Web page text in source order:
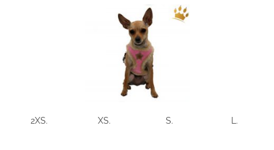
2XS. XS. S. L.